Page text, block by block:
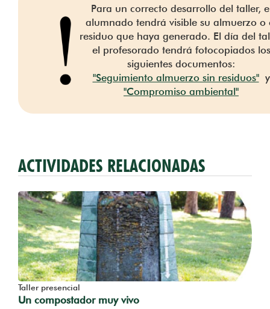
Para un correcto desarrollo del taller,
alumnado tendrá visible su almuerzo o
residuo que haya generado. El día del
el profesorado tendrá fotocopiados los
siguientes documentos:
"Seguimiento almuerzo sin residuos"y
"Compromiso ambiental"
ACTIVIDADES RELACIONADAS
Taller presencial
Un compostador muy vivo